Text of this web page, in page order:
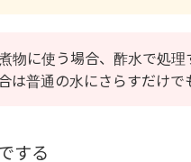
物に使う場合、酢水で処
普通の水にさらすだけで
する